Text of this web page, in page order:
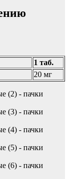
1 таб.
20 мг
(2) - пачки
(3) - пачки
(4) - пачки
(5) - пачки
(6) - пачки